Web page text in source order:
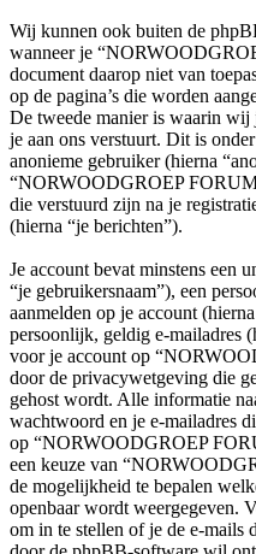
Wij kunnen ook buiten de
wanneer je
document daarop niet van
op de pagina’s die worden
De tweede manier is waarin
je aan ons verstuurt. Dit is
anonieme gebruiker (hierna
“NORWOODGROEP
die verstuurd zijn na je
(hierna “je berichten”).
Je account bevat minstens een
“je gebruikersnaam”), een
aanmelden op je account
persoonlijk, geldig e-mailadres
voor je account op
door de privacywetgeving die
gehost wordt. Alle informatie
wachtwoord en je e-mailadres
op “NORWOODGROEP
een keuze van
de mogelijkheid te bepalen
openbaar wordt weergegeven.
om in te stellen of je de e-mails